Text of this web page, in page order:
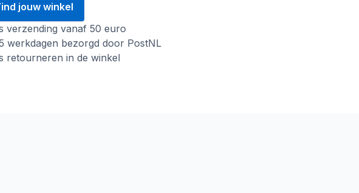
jouw winkel
verzending vanaf 50 euro
werkdagen bezorgd door PostNL
retourneren in de winkel